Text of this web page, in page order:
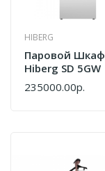
HIBERG
Паровой Шкаф
Hiberg SD 5GW
235000.00р.